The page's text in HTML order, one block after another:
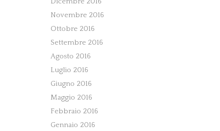
Novembre 2016
Ottobre 2016
Settembre 2016
Agosto 2016
Luglio 2016
Giugno 2016
Maggio 2016
Febbraio 2016
Gennaio 2016